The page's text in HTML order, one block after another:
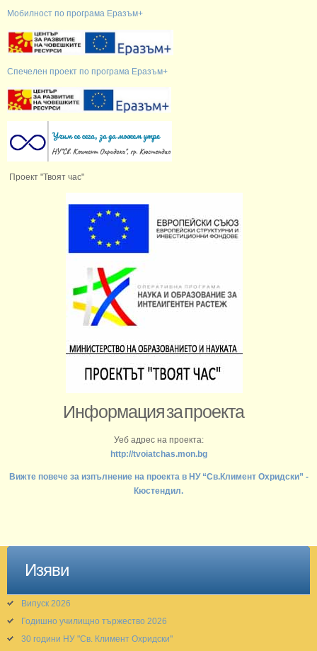
Мобилност по програма Еразъм+
Спечелен проект по програма Еразъм+
Проект "Твоят час"
Информация за проекта
Уеб адрес на проекта:
http://tvoiatchas.mon.bg
Вижте повече за изпълнение на проекта в НУ “Св.Климент Охридски” -
Кюстендил.
Изяви
Випуск 2026
Годишно училищно тържество 2026
30 години НУ "Св. Климент Охридски"